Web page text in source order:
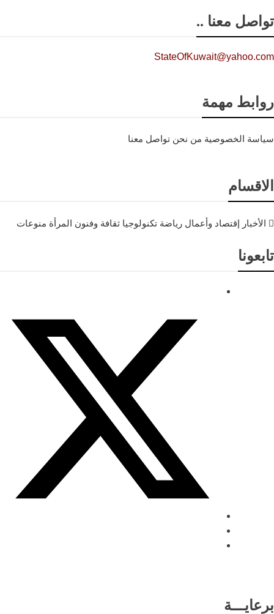
تواصل معنا ..
StateOfKuwait@yahoo.com
روابط مهمة
سياسة الخصوصية من نحن تواصل معنا
الاقسام
الأخبار إقتصاد وأعمال رياضة تكنولوجيا ثقافة وفنون المرأة منوعات
تابعونا
برعايـــة